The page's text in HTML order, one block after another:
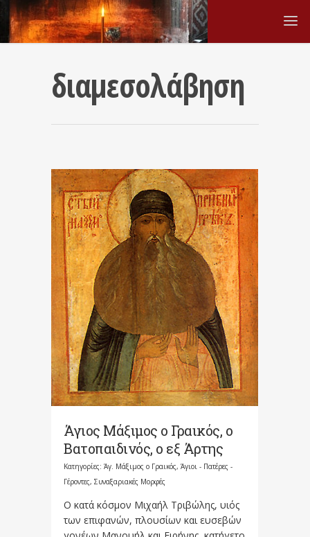
διαμεσολάβηση
Άγιος Μάξιμος ο Γραικός, ο
Βατοπαιδινός, ο εξ Άρτης
Κατηγορίες: Άγ. Μάξιμος ο Γραικός, Άγιοι - Πατέρες -
Γέροντες, Συναξαριακές Μορφές
Ο κατά κόσμον Μιχαήλ Τριβώλης, υιός
των επιφανών, πλουσίων και ευσεβών